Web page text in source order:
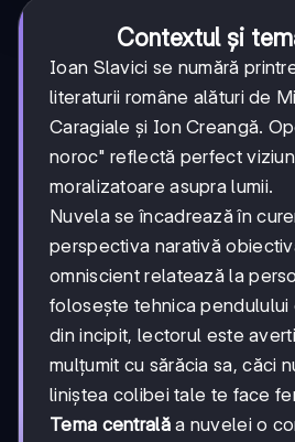
Contextul și
Ioan Slavici se numără
literaturii române alături de
Caragiale și Ion Creangă.
noroc" reflectă perfect
moralizatoare asupra lumii.
Nuvela se încadrează în
perspectiva narativă
omniscient relatează la
folosește tehnica pendulului
din incipit, lectorul este
mulțumit cu sărăcia sa, căci
liniștea colibei tale te face
Tema centralăa nuvelei o